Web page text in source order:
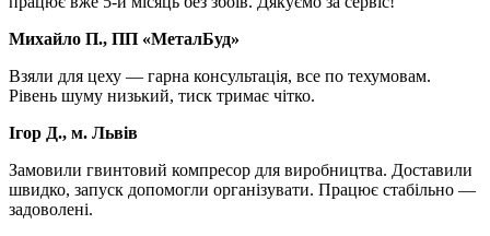
Михайло П., ПП «МеталБуд»
Взяли для цеху — гарна консультація, все по техумовам.
Рівень шуму низький, тиск тримає чітко.
Ігор Д., м. Львів
Замовили гвинтовий компресор для виробництва. Доставили
швидко, запуск допомогли організувати. Працює стабільно —
задоволені.